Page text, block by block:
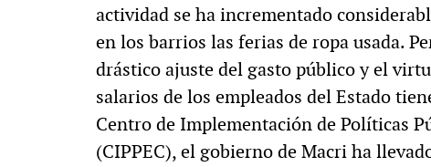
actividad se ha incrementado
en los barrios las ferias de ropa usada.
drástico ajuste del gasto público y el
salarios de los empleados del Estado
Centro de Implementación de Políticas
(CIPPEC), el gobierno de Macri ha